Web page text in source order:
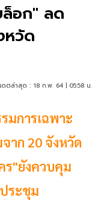
อก" ลด
หวัด
ดตล่าสุด : 18 ก.พ. 64 | 05:58 น.
มการเฉพาะ
าก 20 จังหวัด
ร"ยังควบคุม
ระชุม